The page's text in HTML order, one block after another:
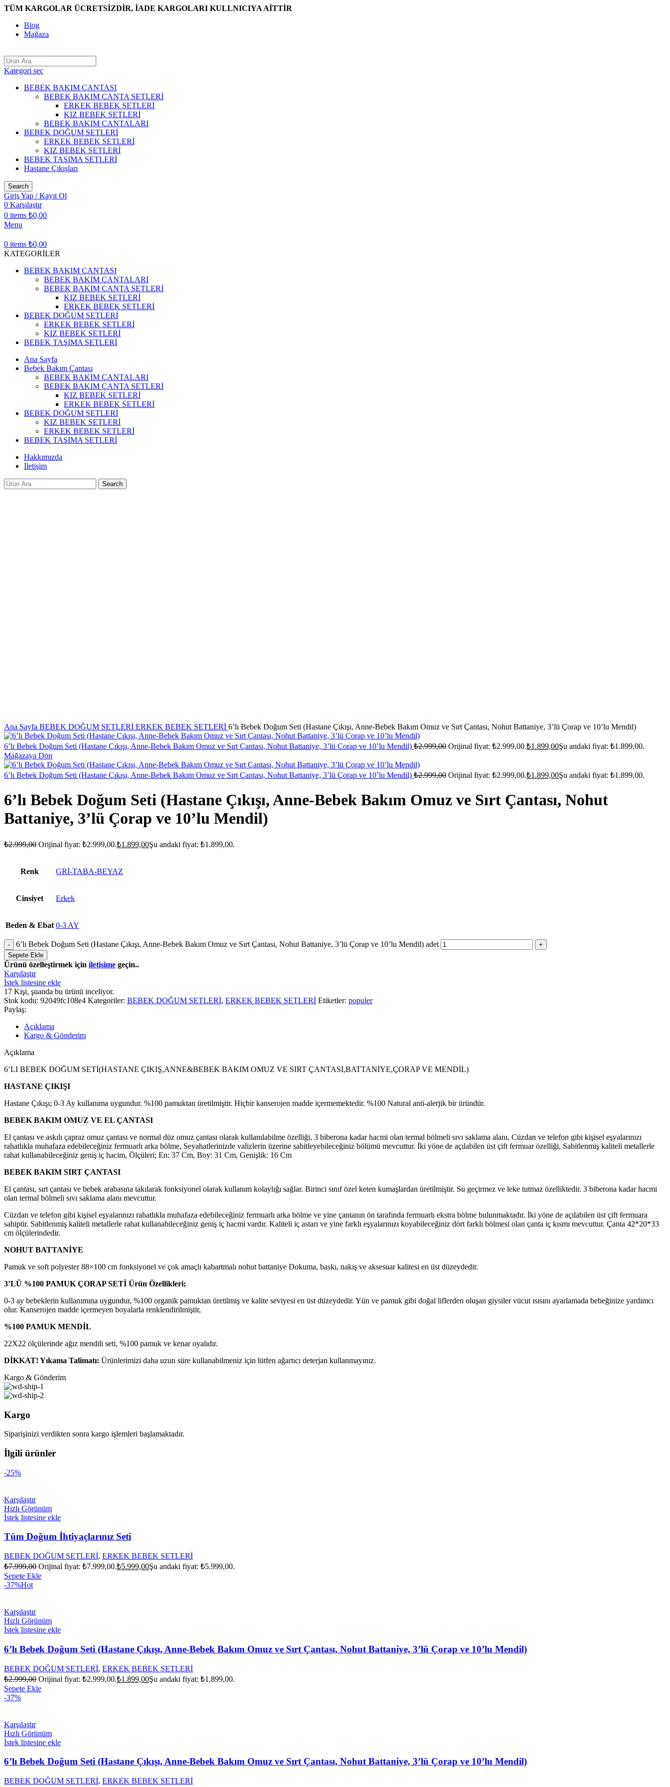
TÜM KARGOLAR ÜCRETSİZDİR, İADE KARGOLARI KULLNICIYA AİTTİR
Blog
Mağaza
Kategori seç
BEBEK BAKIM ÇANTASI
BEBEK BAKIM ÇANTA SETLERİ
ERKEK BEBEK SETLERİ
KIZ BEBEK SETLERİ
BEBEK BAKIM ÇANTALARI
BEBEK DOĞUM SETLERİ
ERKEK BEBEK SETLERİ
KIZ BEBEK SETLERİ
BEBEK TAŞIMA SETLERİ
Hastane Çıkışları
Search
Giriş Yap / Kayıt Ol
0 Karşılaştır
0 items ₺0,00
Menu
0 items ₺0,00
KATEGORİLER
BEBEK BAKIM ÇANTASI
BEBEK BAKIM ÇANTALARI
BEBEK BAKIM ÇANTA SETLERİ
KIZ BEBEK SETLERİ
ERKEK BEBEK SETLERİ
BEBEK DOĞUM SETLERİ
ERKEK BEBEK SETLERİ
KIZ BEBEK SETLERİ
BEBEK TAŞIMA SETLERİ
Ana Sayfa
Bebek Bakım Çantası
BEBEK BAKIM ÇANTALARI
BEBEK BAKIM ÇANTA SETLERİ
KIZ BEBEK SETLERİ
ERKEK BEBEK SETLERİ
BEBEK DOĞUM SETLERİ
KIZ BEBEK SETLERİ
ERKEK BEBEK SETLERİ
BEBEK TAŞIMA SETLERİ
Hakkımızda
İletişim
Search
Ana Sayfa BEBEK DOĞUM SETLERİ ERKEK BEBEK SETLERİ 6’lı Bebek Doğum Seti (Hastane Çıkışı, Anne-Bebek Bakım Omuz ve Sırt Çantası, Nohut Battaniye, 3’lü Çorap ve 10’lu Mendil)
6’lı Bebek Doğum Seti (Hastane Çıkışı, Anne-Bebek Bakım Omuz ve Sırt Çantası, Nohut Battaniye, 3’lü Çorap ve 10’lu Mendil) ₺2.999,00 Orijinal fiyat: ₺2.999,00.₺1.899,00Şu andaki fiyat: ₺1.899,00.
Mağazaya Dön
6’lı Bebek Doğum Seti (Hastane Çıkışı, Anne-Bebek Bakım Omuz ve Sırt Çantası, Nohut Battaniye, 3’lü Çorap ve 10’lu Mendil) ₺2.999,00 Orijinal fiyat: ₺2.999,00.₺1.899,00Şu andaki fiyat: ₺1.899,00.
6’lı Bebek Doğum Seti (Hastane Çıkışı, Anne-Bebek Bakım Omuz ve Sırt Çantası, Nohut
Battaniye, 3’lü Çorap ve 10’lu Mendil)
₺2.999,00 Orijinal fiyat: ₺2.999,00.₺1.899,00Şu andaki fiyat: ₺1.899,00.
Renk GRİ-TABA-BEYAZ
Cinsiyet Erkek
Beden & Ebat 0-3 AY
6’lı Bebek Doğum Seti (Hastane Çıkışı, Anne-Bebek Bakım Omuz ve Sırt Çantası, Nohut Battaniye, 3’lü Çorap ve 10’lu Mendil) adet
Sepete Ekle
Ürünü özelleştirmek için iletişime geçin..
Karşılaştır
İstek listesine ekle
17 Kişi, şuanda bu ürünü inceliyor.
Stok kodu: 92049fc108e4 Kategoriler: BEBEK DOĞUM SETLERİ, ERKEK BEBEK SETLERİ Etiketler: populer
Paylaş:
Açıklama
Kargo & Gönderim
Açıklama
6’LI BEBEK DOĞUM SETİ(HASTANE ÇIKIŞ,ANNE&BEBEK BAKIM OMUZ VE SIRT ÇANTASI,BATTANİYE,ÇORAP VE MENDİL)
HASTANE ÇIKIŞI
Hastane Çıkışı; 0-3 Ay kullanıma uygundur. %100 pamuktan üretilmiştir. Hiçbir kanserojen madde içermemektedir. %100 Natural anti-alerjik bir üründür.
BEBEK BAKIM OMUZ VE EL ÇANTASI
El çantası ve askılı çapraz omuz çantası ve normal düz omuz çantası olarak kullanılabilme özelliği, 3 biberona kadar hacmi olan termal bölmeli sıvı saklama alanı, Cüzdan ve telefon gibi kişisel eşyalarınızı
rahatlıkla muhafaza edebileceğiniz fermuarlı arka bölme, Seyahatlerinizde valizlerin üzerine sabitleyebileceğiniz bölümü mevcuttur. İki yöne de açılabilen üst çift fermuar özelliği, Sabitlenmiş kaliteli metallerle
rahat kullanabileceğiniz geniş iç hacim, Ölçüleri; En: 37 Cm, Boy: 31 Cm, Genişlik: 16 Cm
BEBEK BAKIM SIRT ÇANTASI
El çantası, sırt çantası ve bebek arabasına takılarak fonksiyonel olarak kullanım kolaylığı sağlar. Birinci sınıf özel keten kumaşlardan üretilmiştir. Su geçirmez ve leke tutmaz özelliktedir. 3 biberona kadar hacmi
olan termal bölmeli sıvı saklama alanı mevcuttur.
Cüzdan ve telefon gibi kişisel eşyalarınızı rahatlıkla muhafaza edebileceğiniz fermuarlı arka bölme ve yine çantanın ön tarafında fermuarlı ekstra bölme bulunmaktadır. İki yöne de açılabilen üst çift fermuara
sahiptir. Sabitlenmiş kaliteli metallerle rahat kullanabileceğiniz geniş iç hacmi vardır. Kaliteli iç astarı ve yine farklı eşyalarınızı koyabileceğiniz dört farklı bölmesi olan çanta iç kısmı mevcuttur. Çanta 42*20*33
cm ölçülerindedir.
NOHUT BATTANİYE
Pamuk ve soft polyester 88×100 cm fonksiyonel ve çok amaçlı kabartmalı nohut battaniye Dokuma, baskı, nakış ve aksesuar kalitesi en üst düzeydedir.
3’LÜ %100 PAMUK ÇORAP SETİ Ürün Özellikleri;
0-3 ay bebeklerin kullanımına uygundur, %100 organik pamuktan üretilmiş ve kalite seviyesi en üst düzeydedir. Yün ve pamuk gibi doğal liflerden oluşan giysiler vücut ısısını ayarlamada bebeğinize yardımcı
olur. Kanserojen madde içermeyen boyalarla renklendirilmiştir,
%100 PAMUK MENDİL
22X22 ölçülerinde ağız mendili seti, %100 pamuk ve kenar oyalıdır.
DİKKAT! Yıkama Talimatı: Ürünlerimizi daha uzun süre kullanabilmeniz için lütfen ağartıcı deterjan kullanmayınız.
Kargo & Gönderim
Kargo
Siparişinizi verdikten sonra kargo işlemleri başlamaktadır.
İlgili ürünler
-25%
Karşılaştır
Hızlı Görünüm
İstek listesine ekle
Tüm Doğum İhtiyaçlarınız Seti
BEBEK DOĞUM SETLERİ, ERKEK BEBEK SETLERİ
₺7.999,00 Orijinal fiyat: ₺7.999,00.₺5.999,00Şu andaki fiyat: ₺5.999,00.
Sepete Ekle
-37%Hot
Karşılaştır
Hızlı Görünüm
İstek listesine ekle
6’lı Bebek Doğum Seti (Hastane Çıkışı, Anne-Bebek Bakım Omuz ve Sırt Çantası, Nohut Battaniye, 3’lü Çorap ve 10’lu Mendil)
BEBEK DOĞUM SETLERİ, ERKEK BEBEK SETLERİ
₺2.999,00 Orijinal fiyat: ₺2.999,00.₺1.899,00Şu andaki fiyat: ₺1.899,00.
Sepete Ekle
-37%
Karşılaştır
Hızlı Görünüm
İstek listesine ekle
6’lı Bebek Doğum Seti (Hastane Çıkışı, Anne-Bebek Bakım Omuz ve Sırt Çantası, Nohut Battaniye, 3’lü Çorap ve 10’lu Mendil)
BEBEK DOĞUM SETLERİ, ERKEK BEBEK SETLERİ